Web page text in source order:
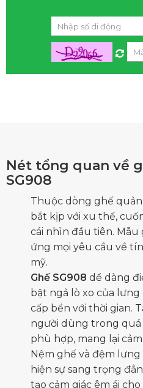
Nét tổng quan về
SG908
Thuộc dòng ghế
bắt kịp với xu thế,
cái nhìn đầu tiên. Mẫu
ứng mọi yêu cầu về
mỹ.
Ghế SG908 dể dàng
bật ngả lò xo của
cấp bền với thời gian.
người dùng trong
phù hợp, mang lại
Nệm ghế và đệm
hiện sự sang trọng
tạo cảm giác êm ái